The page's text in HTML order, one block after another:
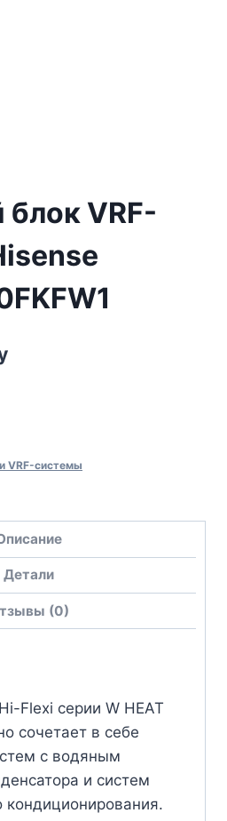
VRF-
VRF-системы
Детали
(0)
Flexi серии W HEAT
сочетает в себе
с водяным
и систем
кондиционирования.